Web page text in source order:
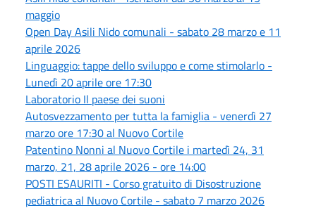
maggio
Open Day Asili Nido comunali - sabato 28 marzo e 11
aprile 2026
Linguaggio: tappe dello sviluppo e come stimolarlo -
Lunedì 20 aprile ore 17:30
Laboratorio Il paese dei suoni
Autosvezzamento per tutta la famiglia - venerdì 27
marzo ore 17:30 al Nuovo Cortile
Patentino Nonni al Nuovo Cortile i martedì 24, 31
marzo, 21, 28 aprile 2026 - ore 14:00
POSTI ESAURITI - Corso gratuito di Disostruzione
pediatrica al Nuovo Cortile - sabato 7 marzo 2026